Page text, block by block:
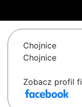
Chojnice
Chojnice
Zobacz profil